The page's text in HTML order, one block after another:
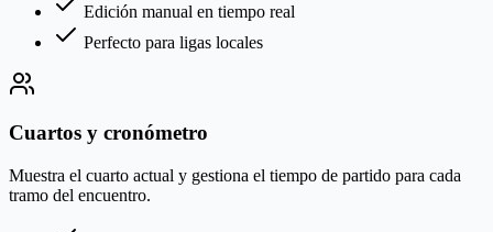
Edición manual en tiempo real
Perfecto para ligas locales
Cuartos y cronómetro
Muestra el cuarto actual y gestiona el tiempo de partido para cada
tramo del encuentro.